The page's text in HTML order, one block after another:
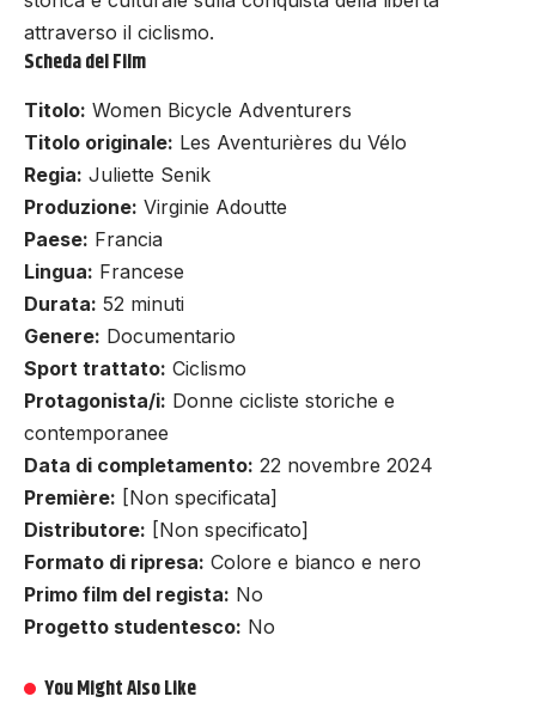
attraverso il ciclismo.
Scheda del Film
Titolo: Women Bicycle Adventurers
Titolo originale: Les Aventurières du Vélo
Regia: Juliette Senik
Produzione: Virginie Adoutte
Paese: Francia
Lingua: Francese
Durata: 52 minuti
Genere: Documentario
Sport trattato: Ciclismo
Protagonista/i: Donne cicliste storiche e
contemporanee
Data di completamento: 22 novembre 2024
Première: [Non specificata]
Distributore: [Non specificato]
Formato di ripresa: Colore e bianco e nero
Primo film del regista: No
Progetto studentesco: No
You Might Also Like